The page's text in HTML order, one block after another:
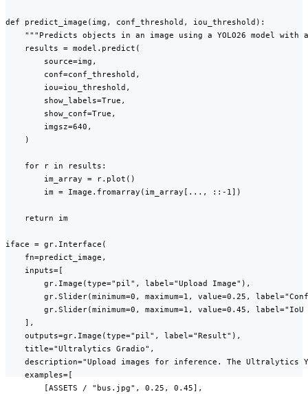
def predict_image(img, conf_threshold, iou_threshold):
"""Predicts objects in an image using a YOLO26 model with
    results = model.predict(
        source=img,
        conf=conf_threshold,
        iou=iou_threshold,
        show_labels=True,
        show_conf=True,
        imgsz=640,
    )
    for r in results:
        im_array = r.plot()
        im = Image.fromarray(im_array[..., ::-1])
    return im
iface = gr.Interface(
    fn=predict_image,
    inputs=[
        gr.Image(type="pil", label="Upload Image"),
gr.Slider(minimum=0, maximum=1, value=0.25,
gr.Slider(minimum=0, maximum=1, value=0.45, label="IoU
    ],
    outputs=gr.Image(type="pil", label="Result"),
    title="Ultralytics Gradio",
description="Upload images for inference. The Ultralytics
    examples=[
        [ASSETS / "bus.jpg", 0.25, 0.45],